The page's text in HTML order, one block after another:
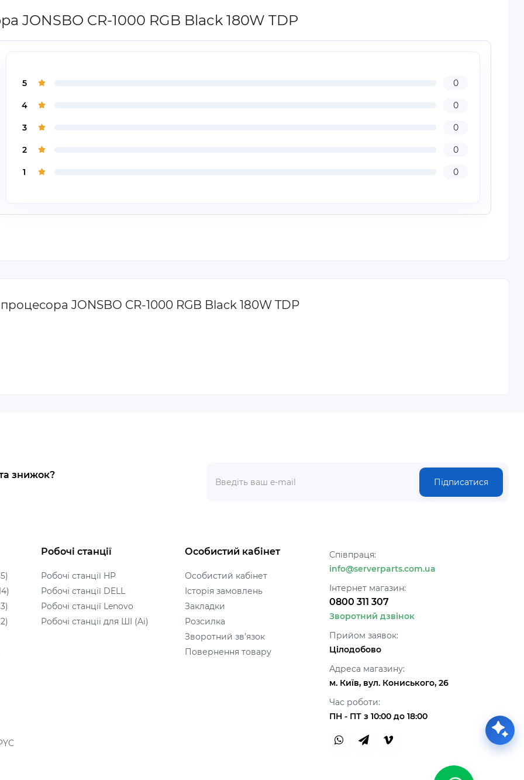
JONSBO CR-1000 RGB Black 180W TDP
5 0
4 0
3 0
2 0
1 0
JONSBO CR-1000 RGB Black 180W TDP
знижок?
Підписатися
Робочі станції
Робочі станції HP
Робочі станції DELL
Робочі станції Lenovo
Робочі станціі для ШІ (Ai)
Особистий кабінет
Особистий кабінет
Історія замовлень
Закладки
Розсилка
Зворотний зв’язок
Повернення товару
Співпраця:
info@serverparts.com.ua
Інтернет магазин:
0800 311 307
Зворотний дзвінок
Прийом заявок:
Цілодобово
Адреса магазину:
м. Київ, вул. Кониського, 26
Час роботи:
ПН - ПТ з 10:00 до 18:00